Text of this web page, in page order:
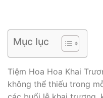
Mục lục
Tiệm Hoa Hoa Khai
không thể thiếu trong